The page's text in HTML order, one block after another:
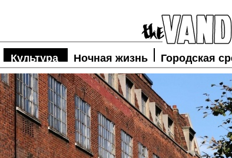
Культура Ночная жизнь Городская